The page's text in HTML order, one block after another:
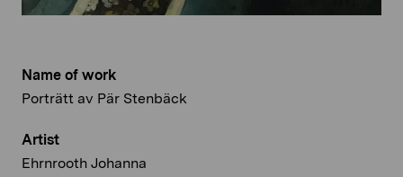
Name of work
Porträtt av Pär Stenbäck
Artist
Ehrnrooth Johanna